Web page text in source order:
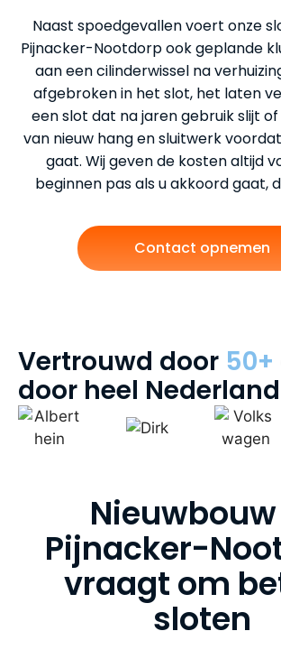
Naast spoedgevallen voert onze
Pijnacker-Nootdorp ook geplande
aan een cilinderwissel na
afgebroken in het slot, het laten
een slot dat na jaren gebruik slijt
van nieuw hang en sluitwerk
gaat. Wij geven de kosten altijd
beginnen pas als u akkoord gaat,
Contact opnemen
Vertrouwd door 50+
door heel
Pijnacker-
vraagt om
sloten